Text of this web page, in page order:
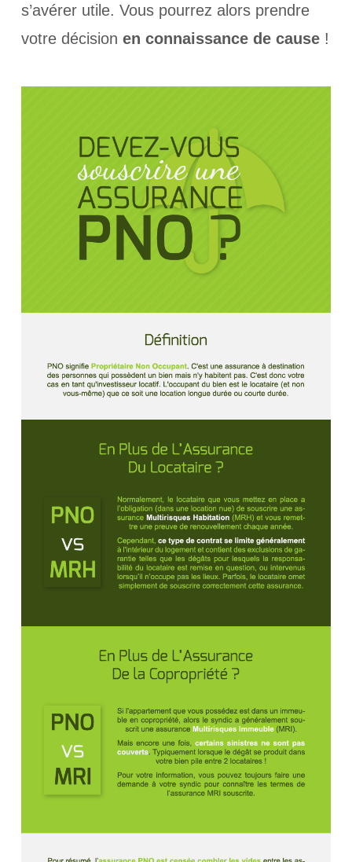
s’avérer utile. Vous pourrez alors prendre
votre décision en connaissance de cause!